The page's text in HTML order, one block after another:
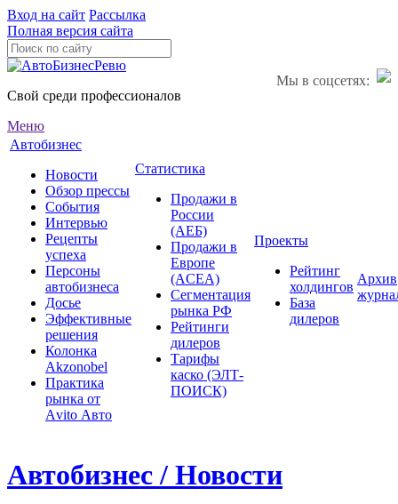
Вход на сайт Рассылка
Полная версия сайта
Мы в соцсетях:
Свой среди профессионалов
Меню
Автобизнес
Новости
Обзор прессы
События
Интервью
Рецепты
успеха
Персоны
автобизнеса
Досье
Эффективные
решения
Колонка
Akzonobel
Практика
рынка от
Аvito Авто
Статистика
Продажи в
России
(АЕБ)
Продажи в
Европе
(ACEA)
Сегментация
рынка РФ
Рейтинги
дилеров
Тарифы
каско (ЭЛТ-
ПОИСК)
Проекты
Рейтинг
холдингов
База
дилеров
Архив
Автобизнес / Новости